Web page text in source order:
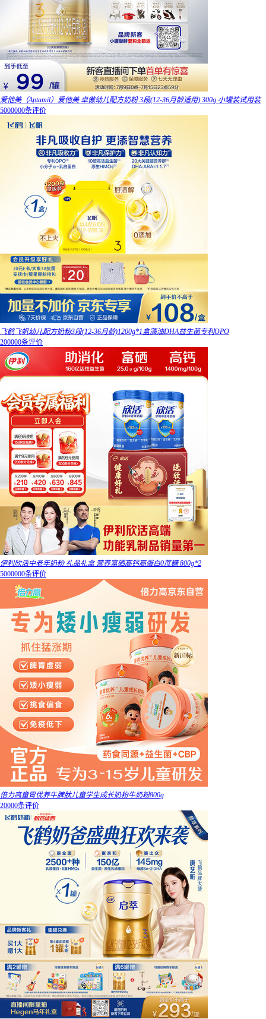
爱他美（Aptamil）爱他美 卓傲幼儿配方奶粉 3段(12-36月龄适用) 300g 小罐装试用装
5000000条评价
飞鹤飞帆幼儿配方奶粉3段(12-36月龄)1200g*1盒藻油DHA益生菌专利OPO
200000条评价
伊利欣活中老年奶粉 礼品礼盒 营养富硒高钙高蛋白0蔗糖 800g*2
5000000条评价
倍力高童胃优养牛脾肽儿童学生成长奶粉牛奶粉800g
20000条评价